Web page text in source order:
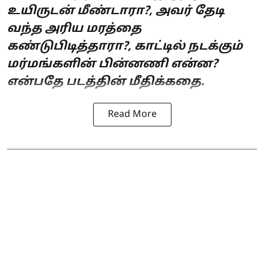
உயிருடன் மீண்டாரா?, அவர் தேடி
வந்த அரிய மரத்தை
கண்டுபிடித்தாரா?, காட்டில் நடக்கும்
மர்மங்களின் பின்னணி என்ன?
என்பதே படத்தின் மீதிக்கதை.
Read More